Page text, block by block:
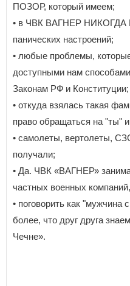
ПОЗОР, который имеем;
• в ЧВК ВАГНЕР
панических настроений;
• любые проблемы,
доступными нам
Законам РФ и Конституции;
• откуда взялась такая
право обращаться на "ты"
• самолеты, вертолеты,
получали;
• Да. ЧВК «ВАГНЕР»
частных военных
• поговорить как "мужчина
более, что друг друга
Чечне».